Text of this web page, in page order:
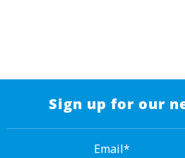
Sign up for our
Email*